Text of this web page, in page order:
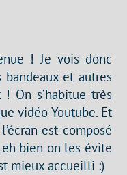
! Je vois donc
et autres
! On s’habitue très
vidéo Youtube. Et
est composé
bien on les évite
mieux accueilli :)